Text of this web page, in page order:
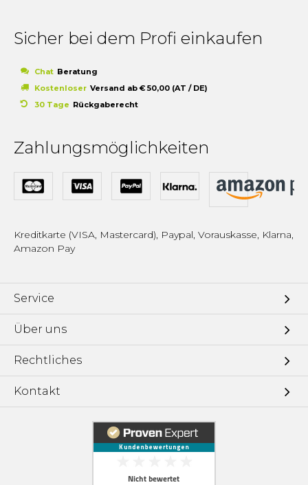
Sicher bei dem Profi einkaufen
Chat Beratung
Kostenloser Versand ab € 50,00 (AT / DE)
30 Tage Rückgaberecht
Zahlungsmöglichkeiten
Kreditkarte (VISA, Mastercard), Paypal, Vorauskasse, Klarna,
Amazon Pay
Service
Über uns
Rechtliches
Kontakt